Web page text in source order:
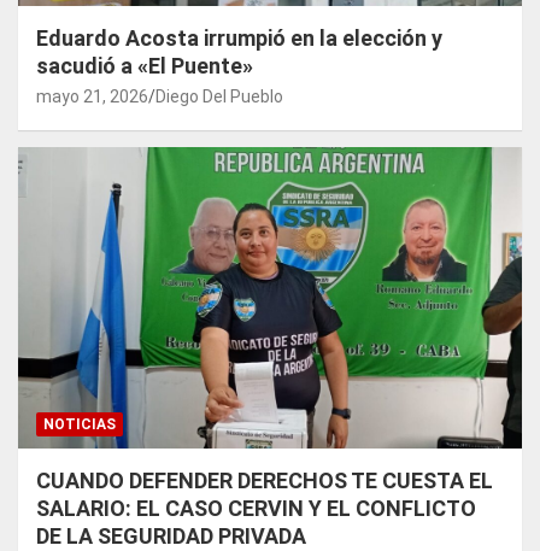
Eduardo Acosta irrumpió en la elección y
sacudió a «El Puente»
mayo 21, 2026 Diego Del Pueblo
NOTICIAS
CUANDO DEFENDER DERECHOS TE CUESTA EL
SALARIO: EL CASO CERVIN Y EL CONFLICTO
DE LA SEGURIDAD PRIVADA